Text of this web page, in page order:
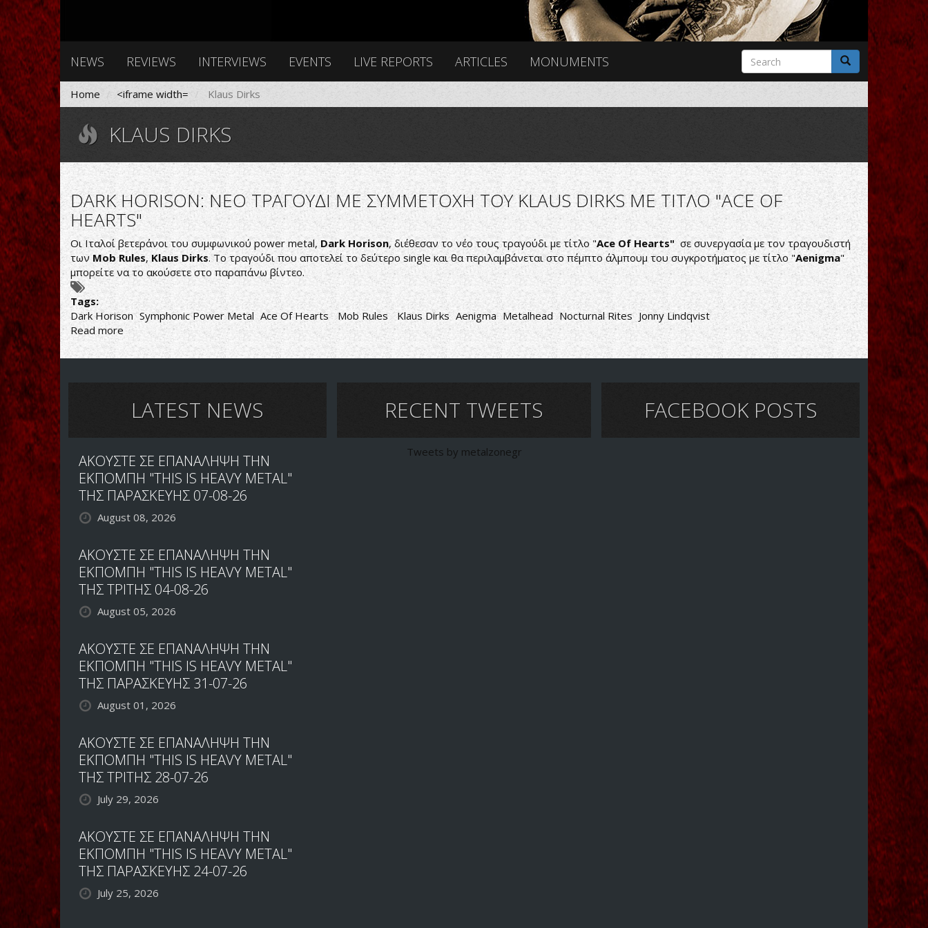
NEWS REVIEWS INTERVIEWS EVENTS LIVE REPORTS ARTICLES MONUMENTS
Search
form
Search
Home <iframe width= Klaus Dirks
KLAUS DIRKS
DARK HORISON: ΝΕΟ ΤΡΑΓΟΥΔΙ ΜΕ ΣΥΜΜΕΤΟΧΗ ΤΟΥ KLAUS DIRKS ΜΕ ΤΙΤΛΟ "ACE OF
HEARTS"
Οι Ιταλοί βετεράνοι του συμφωνικού power metal, Dark Horison, διέθεσαν το νέο τους τραγούδι με τίτλο "Ace Of Hearts" σε συνεργασία με τον τραγουδιστή
των Mob Rules, Klaus Dirks. Το τραγούδι που αποτελεί το δεύτερο single και θα περιλαμβάνεται στο πέμπτο άλμπουμ του συγκροτήματος με τίτλο "Aenigma"
μπορείτε να το ακούσετε στο παραπάνω βίντεο.
Tags:
Dark Horison Symphonic Power Metal Ace Of Hearts Mob Rules Klaus Dirks Aenigma Metalhead Nocturnal Rites Jonny Lindqvist
Read more about
DARK
HORISON:
ΜΕ
ΣΥΜΜΕΤΟΧΗ
DIRKS
ΜΕ
ΤΙΤΛΟ
"ACE
OF
LATEST NEWS
ΑΚΟΥΣΤΕ ΣΕ ΕΠΑΝΑΛΗΨΗ ΤΗΝ
ΕΚΠΟΜΠΗ "THIS IS HEAVY METAL"
ΤΗΣ ΠΑΡΑΣΚΕΥΗΣ 07-08-26
August 08, 2026
ΑΚΟΥΣΤΕ ΣΕ ΕΠΑΝΑΛΗΨΗ ΤΗΝ
ΕΚΠΟΜΠΗ "THIS IS HEAVY METAL"
ΤΗΣ ΤΡΙΤΗΣ 04-08-26
August 05, 2026
ΑΚΟΥΣΤΕ ΣΕ ΕΠΑΝΑΛΗΨΗ ΤΗΝ
ΕΚΠΟΜΠΗ "THIS IS HEAVY METAL"
ΤΗΣ ΠΑΡΑΣΚΕΥΗΣ 31-07-26
August 01, 2026
ΑΚΟΥΣΤΕ ΣΕ ΕΠΑΝΑΛΗΨΗ ΤΗΝ
ΕΚΠΟΜΠΗ "THIS IS HEAVY METAL"
ΤΗΣ ΤΡΙΤΗΣ 28-07-26
July 29, 2026
ΑΚΟΥΣΤΕ ΣΕ ΕΠΑΝΑΛΗΨΗ ΤΗΝ
ΕΚΠΟΜΠΗ "THIS IS HEAVY METAL"
ΤΗΣ ΠΑΡΑΣΚΕΥΗΣ 24-07-26
July 25, 2026
RECENT TWEETS
Tweets by metalzonegr
FACEBOOK POSTS